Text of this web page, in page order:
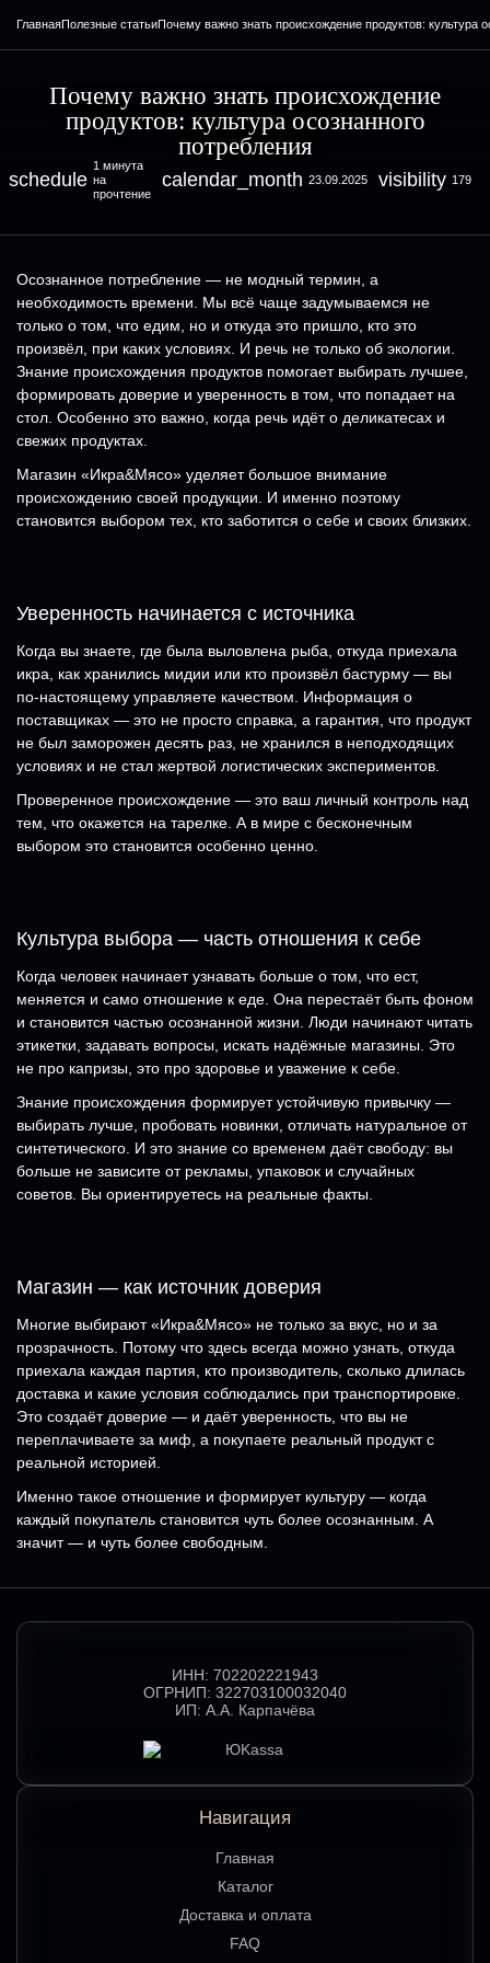
ГлавнаяПолезные статьиПочему важно знать происхождение продуктов: культура
Почему важно знать происхождение
продуктов: культура осознанного
потребления
schedule
1 минута
на
прочтение
calendar_month 23.09.2025 visibility 179
Осознанное потребление — не модный термин, а
необходимость времени. Мы всё чаще задумываемся не
только о том, что едим, но и откуда это пришло, кто это
произвёл, при каких условиях. И речь не только об экологии.
Знание происхождения продуктов помогает выбирать лучшее,
формировать доверие и уверенность в том, что попадает на
стол. Особенно это важно, когда речь идёт о деликатесах и
свежих продуктах.
Магазин «Икра&Мясо» уделяет большое внимание
происхождению своей продукции. И именно поэтому
становится выбором тех, кто заботится о себе и своих близких.
Уверенность начинается с источника
Когда вы знаете, где была выловлена рыба, откуда приехала
икра, как хранились мидии или кто произвёл бастурму — вы
по-настоящему управляете качеством. Информация о
поставщиках — это не просто справка, а гарантия, что продукт
не был заморожен десять раз, не хранился в неподходящих
условиях и не стал жертвой логистических экспериментов.
Проверенное происхождение — это ваш личный контроль над
тем, что окажется на тарелке. А в мире с бесконечным
выбором это становится особенно ценно.
Культура выбора — часть отношения к себе
Когда человек начинает узнавать больше о том, что ест,
меняется и само отношение к еде. Она перестаёт быть фоном
и становится частью осознанной жизни. Люди начинают читать
этикетки, задавать вопросы, искать надёжные магазины. Это
не про капризы, это про здоровье и уважение к себе.
Знание происхождения формирует устойчивую привычку —
выбирать лучше, пробовать новинки, отличать натуральное от
синтетического. И это знание со временем даёт свободу: вы
больше не зависите от рекламы, упаковок и случайных
советов. Вы ориентируетесь на реальные факты.
Магазин — как источник доверия
Многие выбирают «Икра&Мясо» не только за вкус, но и за
прозрачность. Потому что здесь всегда можно узнать, откуда
приехала каждая партия, кто производитель, сколько длилась
доставка и какие условия соблюдались при транспортировке.
Это создаёт доверие — и даёт уверенность, что вы не
переплачиваете за миф, а покупаете реальный продукт с
реальной историей.
Именно такое отношение и формирует культуру — когда
каждый покупатель становится чуть более осознанным. А
значит — и чуть более свободным.
ИНН: 702202221943
ОГРНИП: 322703100032040
ИП: А.А. Карпачёва
Навигация
Главная
Каталог
Доставка и оплата
FAQ